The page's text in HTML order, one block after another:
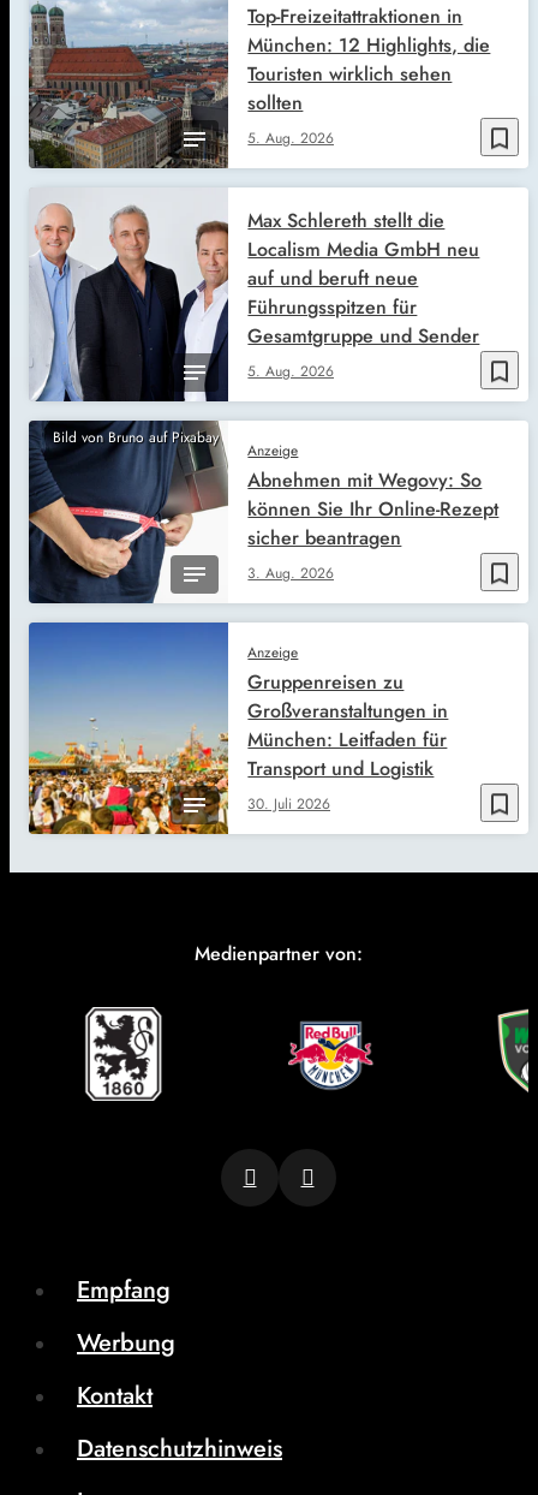
bookmark_border
5. Aug. 2026
Top-Freizeitattraktionen in
München: 12 Highlights, die
Touristen wirklich sehen
sollten
bookmark_border
5. Aug. 2026
Max Schlereth stellt die
Localism Media GmbH neu
auf und beruft neue
Führungsspitzen für
Gesamtgruppe und Sender
Bild von Bruno auf Pixabay
bookmark_border
Anzeige
3. Aug. 2026
Abnehmen mit Wegovy: So
können Sie Ihr Online-Rezept
sicher beantragen
bookmark_border
Anzeige
30. Juli 2026
Gruppenreisen zu
Großveranstaltungen in
München: Leitfaden für
Transport und Logistik
Medienpartner von:
Empfang
Werbung
Kontakt
Datenschutzhinweis